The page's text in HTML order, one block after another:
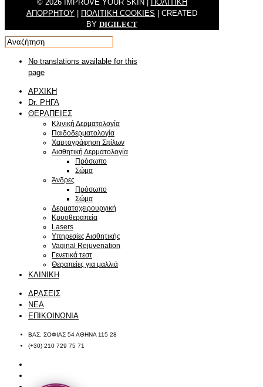
© 2026 IMPROVE YOUR SKIN |
ΠΟΛΙΤΙΚΗ
ΑΠΟΡΡΗΤΟΥ
ΠΟΛΙΤΙΚΗ COOKIES | CREATED
BY DIGILECT
No translations available for this
page
ΑΡΧΙΚΗ
Dr. ΡΗΓΑ
ΘΕΡΑΠΕΙΕΣ
Κλινική Δερματολογία
Παιδοδερματολογία
Χαρτογράφηση Σπίλων
Αισθητική Δερματολογία
Πρόσωπο
Σώμα
Άνδρες
Πρόσωπο
Σώμα
Δερματοχειρουργική
Κρυοθεραπεία
Lasers
Υπηρεσίες Αισθητικής
Vaginal Rejuvenation
Γενετικά τεστ
Θεραπείες για μαλλιά
ΚΛΙΝΙΚΗ
ΔΡΑΣΕΙΣ
ΝΕΑ
ΕΠΙΚΟΙΝΩΝΙΑ
ΒΑΣ. ΣΟΦΙΑΣ 54 ΑΘΗΝΑ 115 28
(+30) 210 729 75 71